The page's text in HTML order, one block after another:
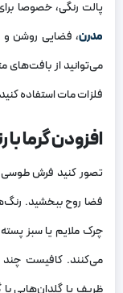
پالت رنگی، خصوصا
مدرن، فضایی روشن و
می‌توانید از بافت‌های
فلزات مات استفاده
افزودن گرما
تصور کنید فرش طوسی
فضا روح ببخشید.
چرک ملایم یا سبز
می‌کنند. کافیست چند
ظریف یا گلدان‌هایی با